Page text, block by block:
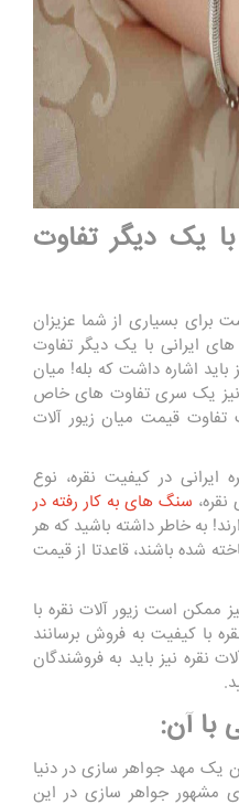
با یک دیگر تفاوت
برای بسیاری از شما عزیزان
ایرانی با یک دیگر تفاوت
باید اشاره داشت که بله! میان
نیز یک سری تفاوت های خاص
قیمت میان زیور آلات
ایرانی در کیفیت نقره، نوع
سنگ های به کار رفته در
به خاطر داشته باشید که هر
شده باشند، قاعدتا از قیمت
ممکن است زیور آلات نقره با
با کیفیت به فروش برسانند
نقره نیز باید به فروشندگان
با آن:
یک مهد جواهر سازی در دنیا
مشهور جواهر سازی در این